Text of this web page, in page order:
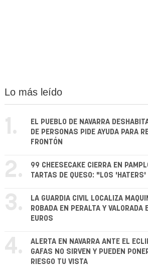
Lo más leído
1.
EL PUEBLO DE NAVARRA
DE PERSONAS PIDE AYUDA PARA
FRONTÓN
2.
99 CHEESECAKE CIERRA EN
TARTAS DE QUESO: "LOS
3.
LA GUARDIA CIVIL LOCALIZA
ROBADA EN PERALTA Y
EUROS
4.
ALERTA EN NAVARRA ANTE EL
GAFAS NO SIRVEN Y PUEDEN
RIESGO TU VISTA